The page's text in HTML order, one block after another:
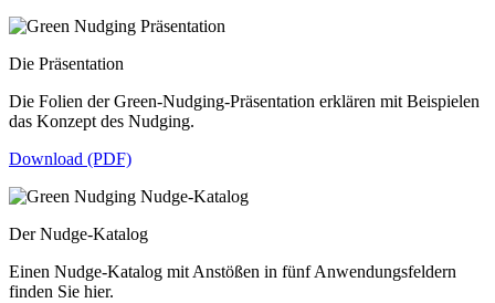
Die Präsentation
Die Folien der Green-Nudging-Präsentation erklären mit Beispielen
das Konzept des Nudging.
Download (PDF)
Der Nudge-Katalog
Einen Nudge-Katalog mit Anstößen in fünf Anwendungsfeldern
finden Sie hier.